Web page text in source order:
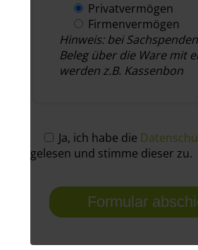
Privatvermögen
Firmenvermögen
Hinweis: bei
Beleg über die Ware mit
werden z.B. Kassenbon
Ja, ich habe die
gelesen und stimme dieser zu.